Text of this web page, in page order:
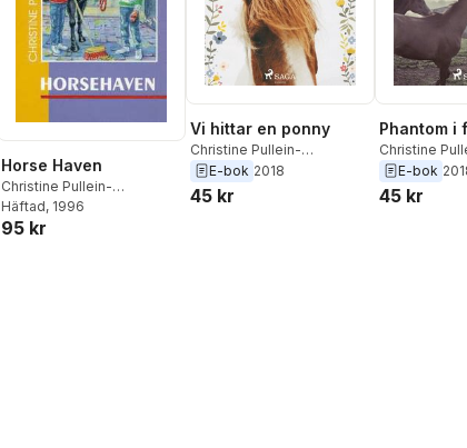
Horse Haven
Christine Pullein-
Thompson
Häftad, 1996
95 kr
Vi hittar en ponny
Christine Pullein-
Thompson
E-bok 2018
45 kr
Phantom i
Christine
Thompson
E-bok
45 kr